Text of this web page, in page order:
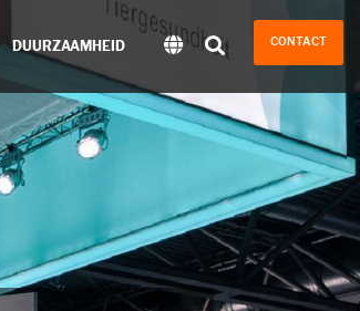
DUURZAAMHEID CONTACT